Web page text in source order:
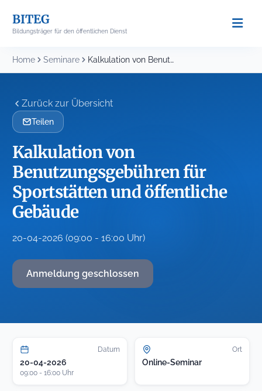
content
BITEG
Bildungsträger für den öffentlichen Dienst
Home Seminare Kalkulation von Benutzungsgebühren für Sportstätten und öffentliche Gebäude
Zurück zur Übersicht
Teilen
Kalkulation von
Benutzungsgebühren für
Sportstätten und öffentliche
Gebäude
20-04-2026 (09:00 - 16:00 Uhr)
Anmeldung geschlossen
Datum
20-04-2026
09:00 - 16:00 Uhr
Ort
Online-Seminar